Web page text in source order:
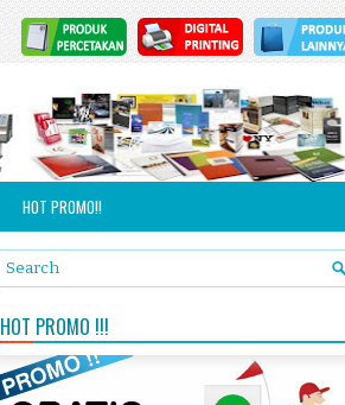
HOT PROMO!!
HOT PROMO !!!